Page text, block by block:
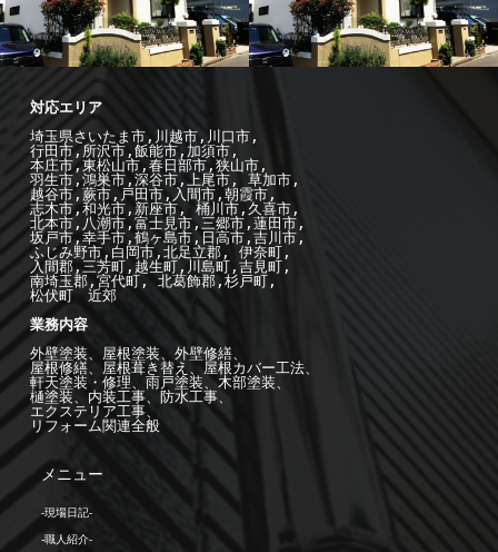
-施工例-- 外 -施工例-- 外
埼玉県さいたま市,川越市,川口市,
行田市,所沢市,飯能市,加須市,
本庄市,東松山市,春日部市,狭山市,
羽生市,鴻巣市,深谷市,上尾市, 草加市,
越谷市,蕨市,戸田市,入間市,朝霞市,
志木市,和光市,新座市, 桶川市,久喜市,
北本市,八潮市,富士見市,三郷市,蓮田市,
坂戸市,幸手市,鶴ヶ島市,日高市,吉川市,
ふじみ野市,白岡市,北足立郡, 伊奈町,
入間郡,三芳町,越生町,川島町,吉見町,
南埼玉郡,宮代町, 北葛飾郡,杉戸町,
松伏町　近郊
業務内容
外壁塗装、屋根塗装、外壁修繕、
屋根修繕、屋根葺き替え、屋根カバー工法、
軒天塗装・修理、雨戸塗装、木部塗装、
樋塗装、内装工事、防水工事、
エクステリア工事、
リフォーム関連全般
メニュー
-現場日記-
-職人紹介-